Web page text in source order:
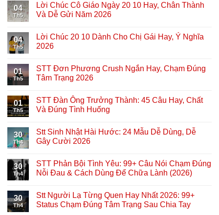
04
Th5
Lời Chúc Cô Giáo Ngày 20 10 Hay, Chân Thành
Và Dễ Gửi Năm 2026
04
Th5
Lời Chúc 20 10 Dành Cho Chị Gái Hay, Ý Nghĩa
2026
01
Th5
STT Đơn Phương Crush Ngắn Hay, Chạm Đúng
Tâm Trạng 2026
01
Th5
STT Đàn Ông Trưởng Thành: 45 Câu Hay, Chất
Và Đúng Tình Huống
30
Th4
Stt Sinh Nhật Hài Hước: 24 Mẫu Dễ Dùng, Dễ
Gây Cười 2026
30
Th4
STT Phản Bội Tình Yêu: 99+ Câu Nói Chạm Đúng
Nỗi Đau & Cách Dùng Để Chữa Lành (2026)
30
Th4
Stt Người Lạ Từng Quen Hay Nhất 2026: 99+
Status Chạm Đúng Tâm Trạng Sau Chia Tay